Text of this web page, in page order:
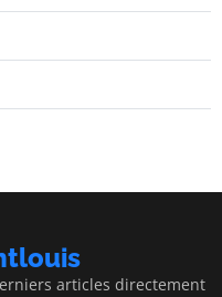
articles directement